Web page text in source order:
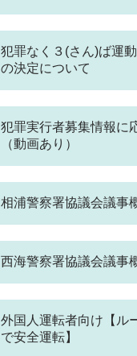
犯罪なく３(さん)ば運
の決定について
犯罪実行者募集情報に
（動画あり）
相浦警察署協議会議事
西海警察署協議会議事
外国人運転者向け【ル
で安全運転】